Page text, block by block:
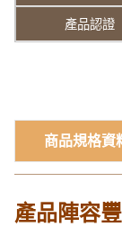
商品規格資
產品陣容